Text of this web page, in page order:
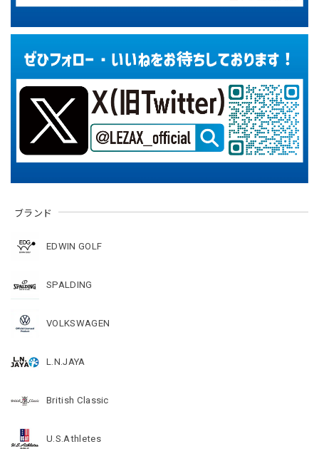
ブランド
EDWIN GOLF
SPALDING
VOLKSWAGEN
L.N.JAYA
British Classic
U.S.Athletes